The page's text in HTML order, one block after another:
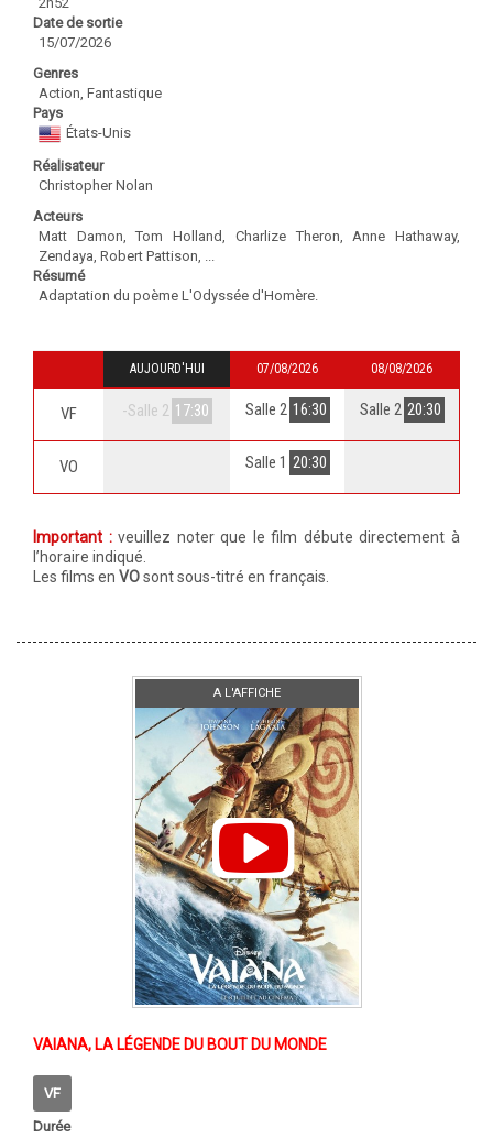
Date de sortie
15/07/2026
Genres
Action, Fantastique
Pays
États-Unis
Réalisateur
Christopher Nolan
Acteurs
Matt Damon, Tom Holland, Charlize Theron, Anne Hathaway,
Zendaya, Robert Pattison, ...
Résumé
Adaptation du poème L'Odyssée d'Homère.
AUJOURD'HUI 07/08/2026 08/08/2026
VF -Salle 2 17:30 Salle 2 16:30 Salle 2 20:30
VO Salle 1 20:30
Important :veuillez noter que le film débute directement à
l’horaire indiqué.
Les films en VOsont sous-titré en français.
A L'AFFICHE
VAIANA, LA LÉGENDE DU BOUT DU MONDE
VF
Durée